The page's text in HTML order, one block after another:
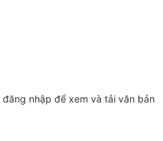
đăng nhập để xem và tải văn bản